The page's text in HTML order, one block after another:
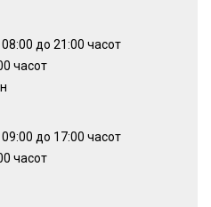
до 21:00 часот
часот
до 17:00 часот
часот